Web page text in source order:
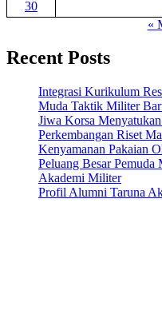
30
«
Recent Posts
Integrasi Kurikulum
Muda Taktik Militer
Jiwa Korsa
Perkembangan Riset
Kenyamanan Pakaian
Peluang Besar
Akademi Militer
Profil Alumni Taruna